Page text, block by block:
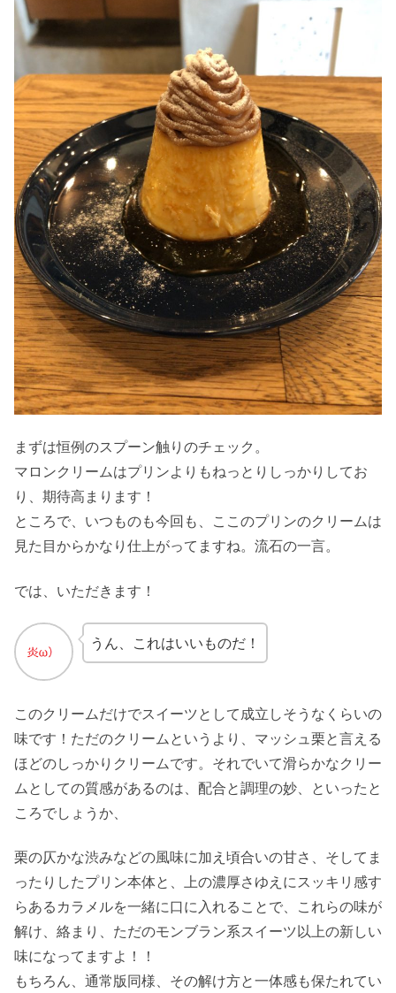
まずは恒例のスプーン触りのチェック。
マロンクリームはプリンよりもねっとりしっかりしてお
り、期待高まります！
ところで、いつものも今回も、ここのプリンのクリームは
見た目からかなり仕上がってますね。流石の一言。
では、いただきます！
うん、これはいいものだ！
このクリームだけでスイーツとして成立しそうなくらいの
味です！ただのクリームというより、マッシュ栗と言える
ほどのしっかりクリームです。それでいて滑らかなクリー
ムとしての質感があるのは、配合と調理の妙、といったと
ころでしょうか、
栗の仄かな渋みなどの風味に加え頃合いの甘さ、そしてま
ったりしたプリン本体と、上の濃厚さゆえにスッキリ感す
らあるカラメルを一緒に口に入れることで、これらの味が
解け、絡まり、ただのモンブラン系スイーツ以上の新しい
味になってますよ！！
もちろん、通常版同様、その解け方と一体感も保たれてい